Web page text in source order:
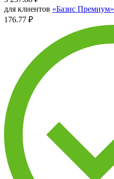
для клиентов «Базис Премиум»
176.77 ₽